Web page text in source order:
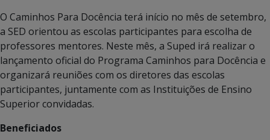
O Caminhos Para Docência terá início no mês de setembro,
a SED orientou as escolas participantes para escolha de
professores mentores. Neste mês, a Suped irá realizar o
lançamento oficial do Programa Caminhos para Docência e
organizará reuniões com os diretores das escolas
participantes, juntamente com as Instituições de Ensino
Superior convidadas.
Beneficiados